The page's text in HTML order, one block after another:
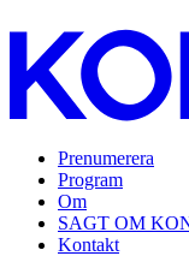
Prenumerera
Program
Om
SAGT OM
Kontakt